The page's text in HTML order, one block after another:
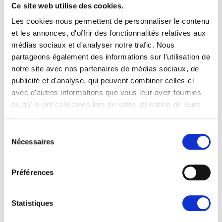
Ce site web utilise des cookies.
Les cookies nous permettent de personnaliser le contenu
et les annonces, d'offrir des fonctionnalités relatives aux
médias sociaux et d'analyser notre trafic. Nous
partageons également des informations sur l'utilisation de
notre site avec nos partenaires de médias sociaux, de
publicité et d'analyse, qui peuvent combiner celles-ci
avec d'autres informations que vous leur avez fournies
ou qu'ils ont collectées lors de votre utilisation de leurs
Nécessaires
Préférences
Statistiques
Avant l’adoption des batteries AGM, nos machines
remplissage d’eau déminéralisée et un contrôle
régulier.
nous continuons de fournir des
batteries acidepour assurer le SAV. En parallèle,
nous proposons aussi la conversion vers des
batteries AGM, ce qui nécessite un remplacement du
chargeur.
Besoin d’un conseil personnalisé
Chaque usage et terrain sont différents. Contactez-
choix de votre machine !